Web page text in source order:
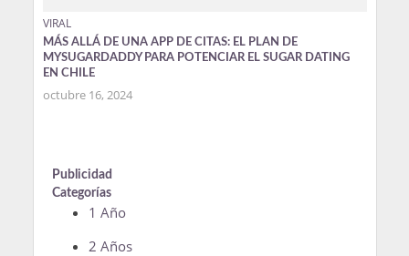
VIRAL
MÁS ALLÁ DE UNA APP DE CITAS: EL PLAN DE
MYSUGARDADDY PARA POTENCIAR EL SUGAR DATING
EN CHILE
octubre 16, 2024
Publicidad
Categorías
1 Año
2 Años